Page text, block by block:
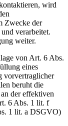
wird
Zwecke der
verarbeitet.
weiter.
von Art. 6 Abs.
eines
vorvertraglicher
beruht die
der effektiven
6 Abs. 1 lit. f
1 lit. a DSGVO)